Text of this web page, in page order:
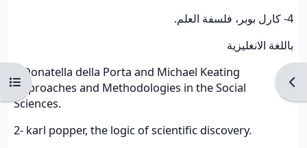
Ouvrir l’index du cours
4- كارل بوبر، فلسفة العلم.
باللغة الانغليزية
Donatella della Porta and Michael Keating
Approaches and Methodologies in the Social
Sciences.
2- karl popper, the logic of scientific discovery.